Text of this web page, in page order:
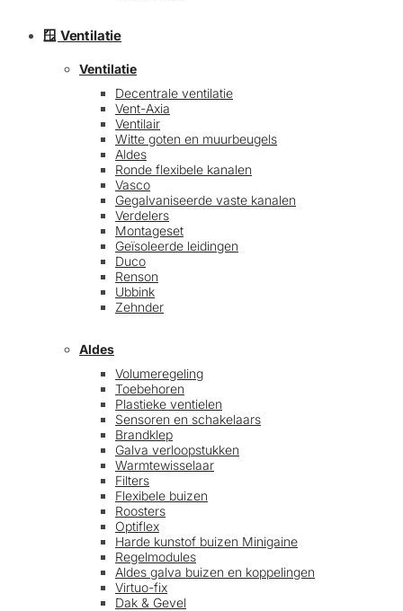
🪟 Ventilatie
Ventilatie
Decentrale ventilatie
Vent-Axia
Ventilair
Witte goten en muurbeugels
Aldes
Ronde flexibele kanalen
Vasco
Gegalvaniseerde vaste kanalen
Verdelers
Montageset
Geïsoleerde leidingen
Duco
Renson
Ubbink
Zehnder
Aldes
Volumeregeling
Toebehoren
Plastieke ventielen
Sensoren en schakelaars
Brandklep
Galva verloopstukken
Warmtewisselaar
Filters
Flexibele buizen
Roosters
Optiflex
Harde kunstof buizen Minigaine
Regelmodules
Aldes galva buizen en koppelingen
Virtuo-fix
Dak & Gevel